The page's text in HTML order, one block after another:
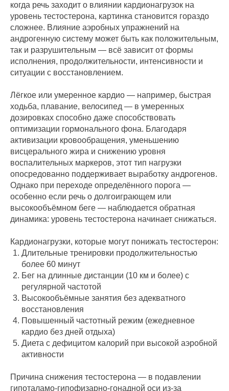
когда речь заходит о влиянии кардионагрузок на
уровень тестостерона, картинка становится гораздо
сложнее. Влияние аэробных упражнений на
андрогенную систему может быть как положительным,
так и разрушительным — всё зависит от формы
исполнения, продолжительности, интенсивности и
ситуации с восстановлением.
Лёгкое или умеренное кардио — например, быстрая
ходьба, плавание, велосипед — в умеренных
дозировках способно даже способствовать
оптимизации гормонального фона. Благодаря
активизации кровообращения, уменьшению
висцерального жира и снижению уровня
воспалительных маркеров, этот тип нагрузки
опосредованно поддерживает выработку андрогенов.
Однако при переходе определённого порога —
особенно если речь о долгоиграющем или
высокообъёмном беге — наблюдается обратная
динамика: уровень тестостерона начинает снижаться.
Кардионагрузки, которые могут понижать тестостерон:
Длительные тренировки продолжительностью
более 60 минут
Бег на длинные дистанции (10 км и более) с
регулярной частотой
Высокообъёмные занятия без адекватного
восстановления
Повышенный частотный режим (ежедневное
кардио без дней отдыха)
Диета с дефицитом калорий при высокой аэробной
активности
Причина снижения тестостерона — в подавлении
гипоталамо-гипофизарно-гонадной оси из-за